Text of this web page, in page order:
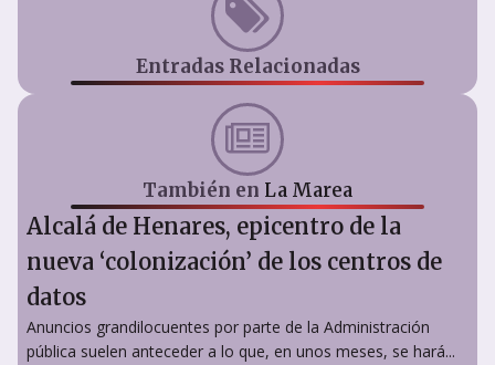
Entradas Relacionadas
También en La Marea
Alcalá de Henares, epicentro de la
nueva ‘colonización’ de los centros de
datos
Anuncios grandilocuentes por parte de la Administración
pública suelen anteceder a lo que, en unos meses, se hará...